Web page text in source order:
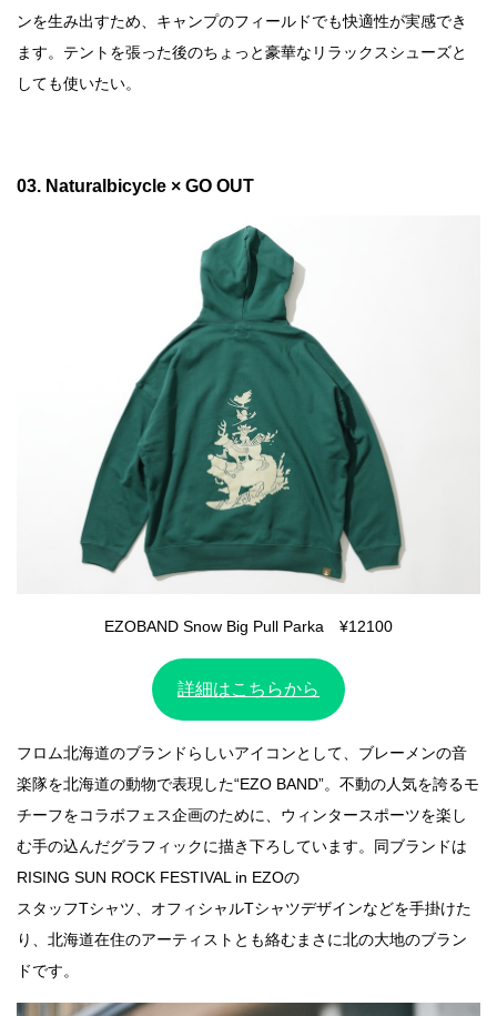
ンを生み出すため、キャンプのフィールドでも快適性が実感でき
ます。テントを張った後のちょっと豪華なリラックスシューズと
しても使いたい。
03. Naturalbicycle × GO OUT
EZOBAND Snow Big Pull Parka ¥12100
詳細はこちらから
フロム北海道のブランドらしいアイコンとして、ブレーメンの音
楽隊を北海道の動物で表現した“EZO BAND”。不動の人気を誇るモ
チーフをコラボフェス企画のために、ウィンタースポーツを楽し
む手の込んだグラフィックに描き下ろしています。同ブランドは
RISING SUN ROCK FESTIVAL in EZOの
スタッフTシャツ、オフィシャルTシャツデザインなどを手掛けた
り、北海道在住のアーティストとも絡むまさに北の大地のブラン
ドです。